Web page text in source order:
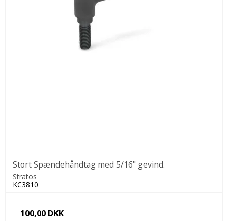
Stort Spændehåndtag med 5/16" gevind.
Stratos
KC3810
100,00 DKK